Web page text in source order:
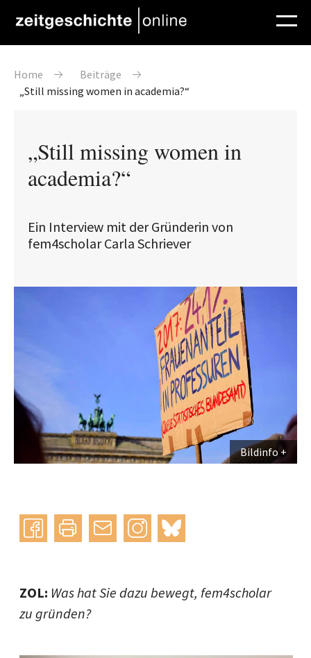
Pfadnavigation
Home
Beiträge
„Still missing women in academia?“
„Still missing women in
academia?“
Ein Interview mit der Gründerin von
fem4scholar Carla Schriever
Bildinfo
Instagram
bluesky
ZOL: Was hat Sie dazu bewegt, fem4scholar
zu gründen?